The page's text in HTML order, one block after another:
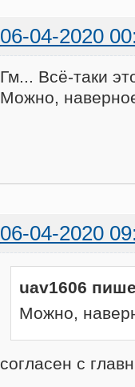
06-04-2020
Гм... Всё-таки
Можно,
06-04-2020
uav1606
Можно,
согласен с